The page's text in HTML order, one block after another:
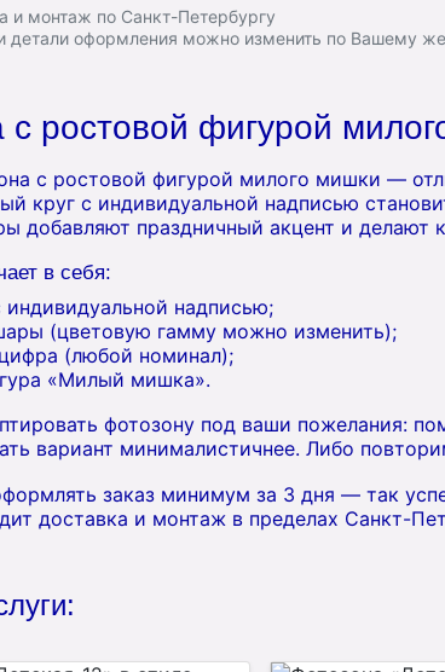
и монтаж по Санкт-Петербургу
детали оформления можно изменить по Вашему
с ростовой фигурой
с ростовой фигурой милого мишки —
круг с индивидуальной надписью
добавляют праздничный акцент и делают
в себя:
индивидуальной надписью;
(цветовую гамму можно изменить);
(любой номинал);
«Милый мишка».
фотозону под ваши пожелания:
вариант минималистичнее. Либо
заказ минимум за 3 дня — так
доставка и монтаж в пределах Санкт-